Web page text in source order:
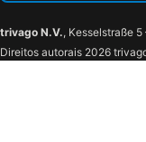
trivago N.V., Kesselstraße
Direitos autorais 2026